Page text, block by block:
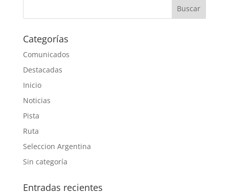
Categorías
Comunicados
Destacadas
Inicio
Noticias
Pista
Ruta
Seleccion Argentina
Sin categoría
Entradas recientes